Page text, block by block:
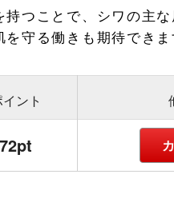
持つことで、シワの主
守る働きも期待できま
ント
72pt